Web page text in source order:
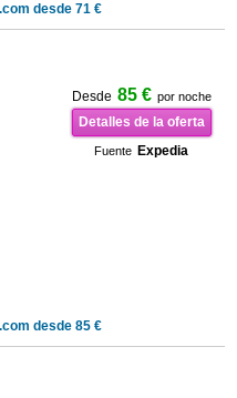
desde 71 €
Desde 85 € por noche
Detalles de la oferta
Fuente Expedia
desde 85 €